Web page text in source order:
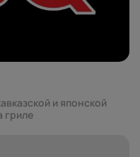
и японской
гриле